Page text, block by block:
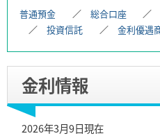
普通預金
総合口座
投資信託
金利優遇
金利情報
2026年3月9日現在